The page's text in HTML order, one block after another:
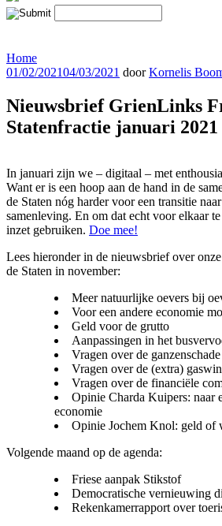
Home
Geplaatst
01/02/202104/03/2021 doorKornelis
Nieuwsbrief GrienLinks
Statenfractie januari 2021
In januari zijn we – digitaal – met
Want er is een hoop aan de hand in de
de Staten nóg harder voor een transitie
samenleving. En om dat echt voor elkaar
inzet gebruiken. Doe mee!
Lees hieronder in de nieuwsbrief over
de Staten in november:
Meer natuurlijke oevers bij
Voor een andere economie
Geld voor de grutto
Aanpassingen in het
Vragen over de
Vragen over de (extra)
Vragen over de financiële
Opinie Charda Kuipers: naar
economie
Opinie Jochem Knol: geld of
Volgende maand op de agenda:
Friese aanpak Stikstof
Democratische vernieuwing
Rekenkamerrapport over